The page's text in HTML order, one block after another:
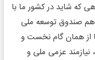
که شاید در کشور ما با
هم صندوق توسعه ملی
از همان گام نخست و
نیازمند عزمی ملی و